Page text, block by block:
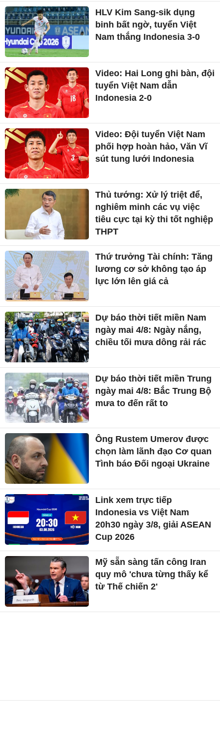
HLV Kim Sang-sik dụng
binh bất ngờ, tuyển Việt
Nam thắng Indonesia 3-0
Video: Hai Long ghi bàn, đội
tuyển Việt Nam dẫn
Indonesia 2-0
Video: Đội tuyển Việt Nam
phối hợp hoàn hảo, Văn Vĩ
sút tung lưới Indonesia
Thủ tướng: Xử lý triệt để,
nghiêm minh các vụ việc
tiêu cực tại kỳ thi tốt nghiệp
THPT
Thứ trưởng Tài chính: Tăng
lương cơ sở không tạo áp
lực lớn lên giá cả
Dự báo thời tiết miền Nam
ngày mai 4/8: Ngày nắng,
chiều tối mưa dông rải rác
Dự báo thời tiết miền Trung
ngày mai 4/8: Bắc Trung Bộ
mưa to đến rất to
Ông Rustem Umerov được
chọn làm lãnh đạo Cơ quan
Tình báo Đối ngoại Ukraine
Link xem trực tiếp
Indonesia vs Việt Nam
20h30 ngày 3/8, giải ASEAN
Cup 2026
Mỹ sẵn sàng tấn công Iran
quy mô 'chưa từng thấy kể
từ Thế chiến 2'